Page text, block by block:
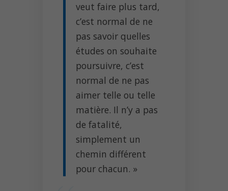
veut faire plus tard,
c’est normal de ne
pas savoir quelles
études on souhaite
poursuivre, c’est
normal de ne pas
aimer telle ou telle
matière. Il n’y a pas
de fatalité,
simplement un
chemin différent
pour chacun. »